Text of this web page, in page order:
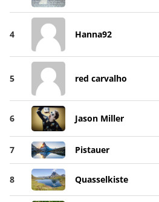
4 Hanna92
5 red carvalho
6 Jason Miller
7 Pistauer
8 Quasselkiste